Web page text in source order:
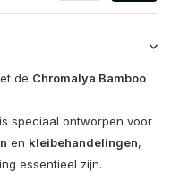
de Chromalya Bamboo
is speciaal ontworpen voor
en kleibehandelingen,
essentieel zijn.